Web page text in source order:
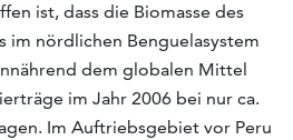
ist, dass die Biomasse des
im nördlichen Benguelasystem
dem globalen Mittel
im Jahr 2006 bei nur ca.
Im Auftriebsgebiet vor Peru